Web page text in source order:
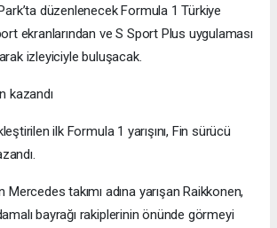
düzenlenecek Formula 1 Türkiye
ekranlarından ve S Sport Plus uygulaması
izleyiciyle buluşacak.
kazandı
ilk Formula 1 yarışını, Fin sürücü
takımı adına yarışan Raikkonen,
bayrağı rakiplerinin önünde görmeyi